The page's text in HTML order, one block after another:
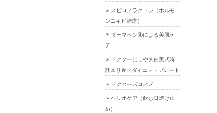
スピロノラクトン（ホルモ
ンニキビ治療）
ダーマペン④による美肌ケ
ア
ドクターにしやま由美式時
計回り食べダイエットプレート
ドクターズコスメ
ヘリオケア（飲む日焼け止
め）